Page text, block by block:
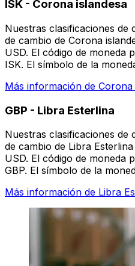
ISK - Corona islandesa
Nuestras clasificaciones de
de cambio de Corona
USD. El código de moneda
ISK. El símbolo de la
Más información de Corona
GBP - Libra Esterlina
Nuestras clasificaciones de
de cambio de Libra
USD. El código de moneda
GBP. El símbolo de la
Más información de Libra